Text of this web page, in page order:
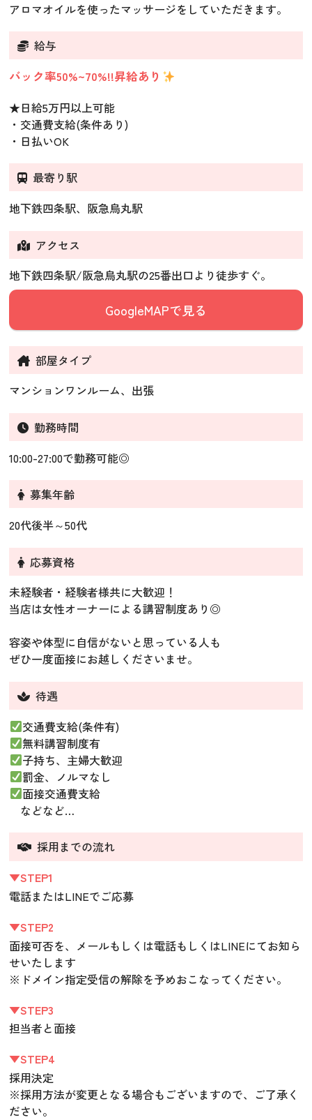
アロマオイルを使ったマッサージをしていただきます。
給与
バック率50%~70%!!昇給あり
★日給5万円以上可能
・交通費支給(条件あり)
・日払いOK
最寄り駅
地下鉄四条駅、阪急烏丸駅
アクセス
地下鉄四条駅/阪急烏丸駅の25番出口より徒歩すぐ。
GoogleMAPで見る
部屋タイプ
マンションワンルーム、出張
勤務時間
10:00-27:00で勤務可能◎
募集年齢
20代後半～50代
応募資格
未経験者・経験者様共に大歓迎！
当店は女性オーナーによる講習制度あり◎
容姿や体型に自信がないと思っている人も
ぜひ一度面接にお越しくださいませ。
待遇
交通費支給(条件有)
無料講習制度有
子持ち、主婦大歓迎
罰金、ノルマなし
面接交通費支給
などなど…
採用までの流れ
▼STEP1
電話またはLINEでご応募
▼STEP2
面接可否を、メールもしくは電話もしくはLINEにてお知ら
せいたします
※ドメイン指定受信の解除を予めおこなってください。
▼STEP3
担当者と面接
▼STEP4
採用決定
※採用方法が変更となる場合もございますので、ご了承く
ださい。